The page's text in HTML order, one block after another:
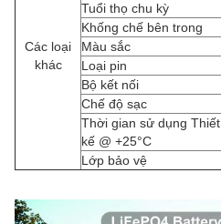
Các loại
khác
Tuổi thọ chu kỳ
Khống chế bên trong
Màu sắc
Loại pin
Bộ kết nối
Chế độ sạc
Thời gian sử dụng Thiết
kế @ +25°C
Lớp bảo vệ